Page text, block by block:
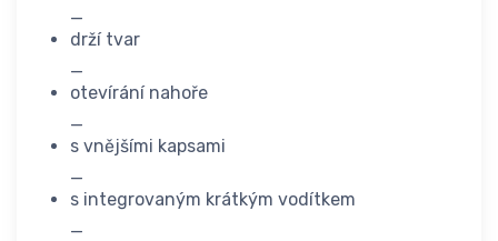
_
drží tvar
_
otevírání nahoře
_
s vnějšími kapsami
_
s integrovaným krátkým vodítkem
_